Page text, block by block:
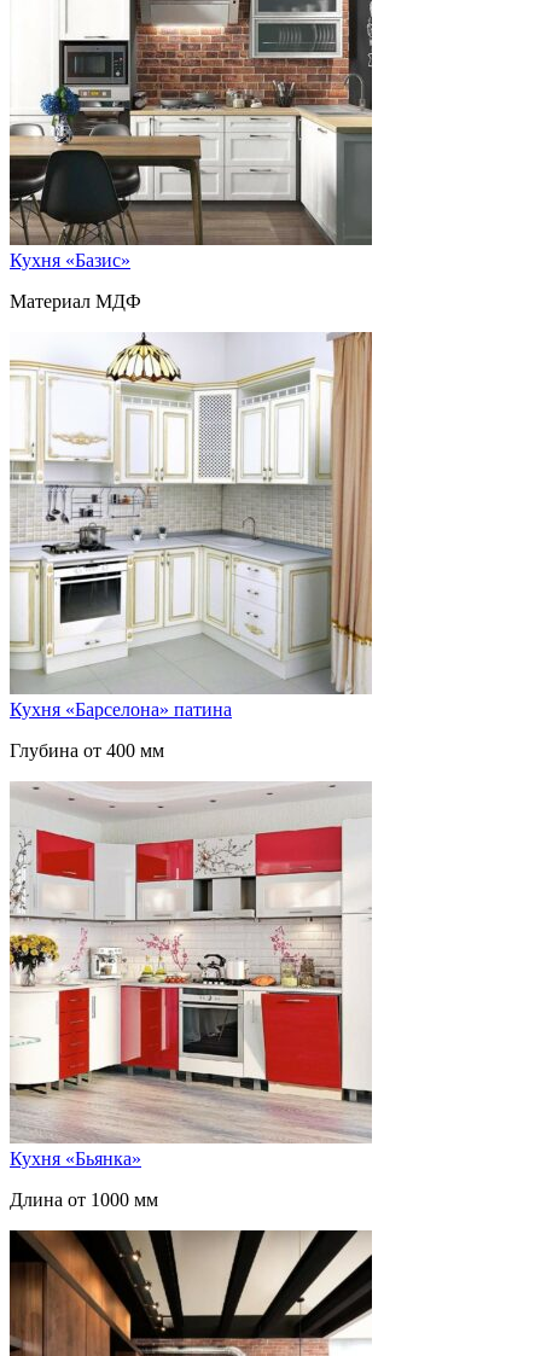
Кухня «Базис»
Материал МДФ
Кухня «Барселона» патина
Глубина от 400 мм
Кухня «Бьянка»
Длина от 1000 мм